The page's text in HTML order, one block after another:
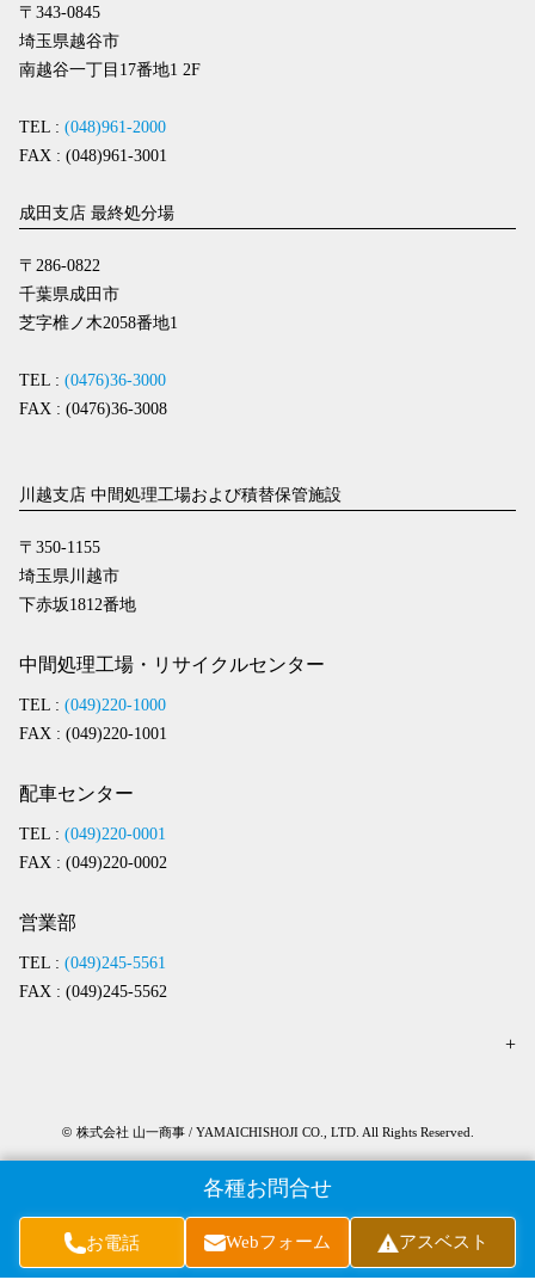
〒343-0845
埼玉県越谷市
南越谷一丁目17番地1 2F
TEL : (048)961-2000
FAX : (048)961-3001
成田支店 最終処分場
〒286-0822
千葉県成田市
芝字椎ノ木2058番地1
TEL : (0476)36-3000
FAX : (0476)36-3008
川越支店 中間処理工場および積替保管施設
〒350-1155
埼玉県川越市
下赤坂1812番地
中間処理工場・リサイクルセンター
TEL : (049)220-1000
FAX : (049)220-1001
配車センター
TEL : (049)220-0001
FAX : (049)220-0002
営業部
TEL : (049)245-5561
FAX : (049)245-5562
各種お問合せ
お電話 Webフォーム アスベスト
© 株式会社 山一商事 / YAMAICHISHOJI CO., LTD. All Rights Reserved.